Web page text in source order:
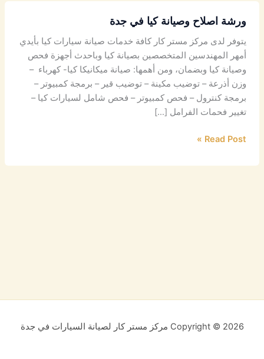
ورشة اصلاح وصيانة كيا في جدة
يتوفر لدى مركز مستر كار كافة خدمات صيانة سيارات كيا بأيدي
أمهر المهندسين المتخصصين بصيانة كيا وباحدث أجهزة فحص
وصيانة كيا وبضمان، ومن أهمها: صيانة ميكانيكا كيا- كهرباء –
وزن أذرعة – توضيب مكينة – توضيب قير – برمجة كمبيوتر –
برمجة كنترول – فحص كمبيوتر – فحص شامل لسيارات كيا –
تغيير فحمات الفرامل […]
Read Post »
Copyright © 2026 مركز مستر كار لصيانة السيارات في جدة